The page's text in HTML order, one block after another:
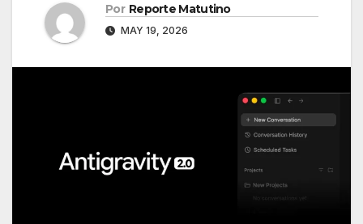
Por Reporte Matutino
MAY 19, 2026